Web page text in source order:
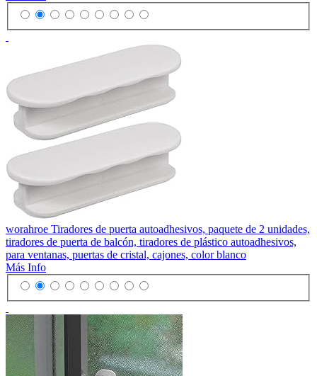
worahroe Tiradores de puerta autoadhesivos, paquete de 2 unidades,
tiradores de puerta de balcón, tiradores de plástico autoadhesivos,
para ventanas, puertas de cristal, cajones, color blanco
Más Info